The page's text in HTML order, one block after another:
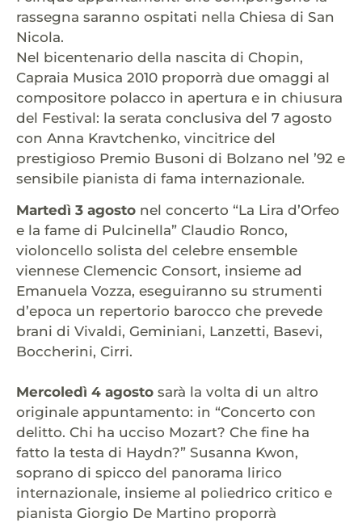
rassegna saranno ospitati nella Chiesa di San
Nicola.
Nel bicentenario della nascita di Chopin,
Capraia Musica 2010 proporrà due omaggi al
compositore polacco in apertura e in chiusura
del Festival: la serata conclusiva del 7 agosto
con Anna Kravtchenko, vincitrice del
prestigioso Premio Busoni di Bolzano nel ’92 e
sensibile pianista di fama internazionale.
Martedì 3 agosto nel concerto “La Lira d’Orfeo
e la fame di Pulcinella” Claudio Ronco,
violoncello solista del celebre ensemble
viennese Clemencic Consort, insieme ad
Emanuela Vozza, eseguiranno su strumenti
d’epoca un repertorio barocco che prevede
brani di Vivaldi, Geminiani, Lanzetti, Basevi,
Boccherini, Cirri.
Mercoledì 4 agosto sarà la volta di un altro
originale appuntamento: in “Concerto con
delitto. Chi ha ucciso Mozart? Che fine ha
fatto la testa di Haydn?” Susanna Kwon,
soprano di spicco del panorama lirico
internazionale, insieme al poliedrico critico e
pianista Giorgio De Martino proporrà